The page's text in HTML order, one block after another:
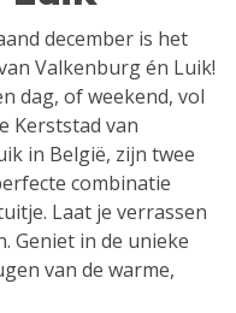
december is het
Valkenburg én Luik!
dag, of weekend, vol
Kerststad van
in België, zijn twee
combinatie
Laat je verrassen
Geniet in de unieke
van de warme,